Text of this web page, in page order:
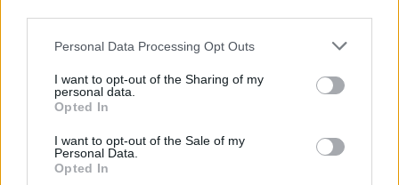
Personal Data Processing Opt Outs
I want to opt-out of the Sharing of my
personal data.
Opted In
I want to opt-out of the Sale of my
Personal Data.
Opted In
Commenti
Accedioregistratiper commentare questo
commento esprime il pensiero dell'autore e non rappresenta la linea editoriale
di VareseNews.it, che rimane autonoma e indipendente. I messaggi inclusi nei
commenti non sono testi giornalistici, ma post inviati dai singoli lettori che
possono essere automaticamente pubblicati senza filtro preventivo. I commenti
che includano uno o più link a siti esterni verranno rimossi in automatico dal